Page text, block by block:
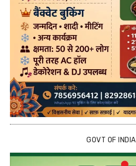
GOVT OF INDIA